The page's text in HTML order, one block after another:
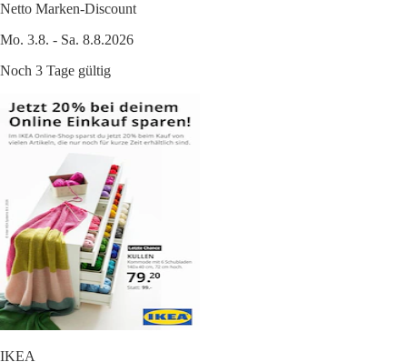
Netto Marken-Discount
Mo. 3.8. - Sa. 8.8.2026
Noch 3 Tage gültig
IKEA